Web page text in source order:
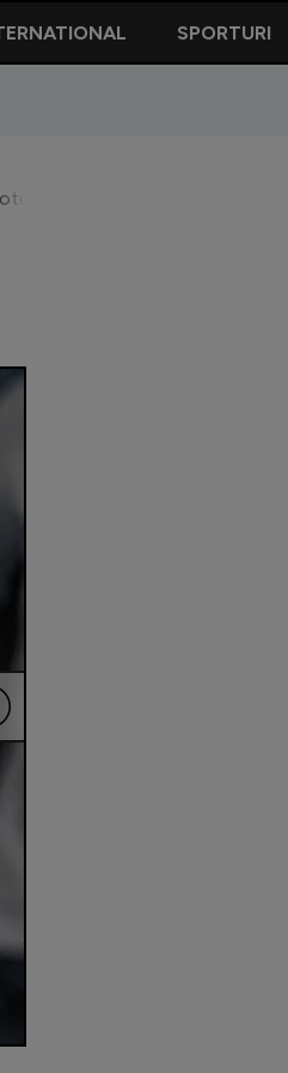
SPORTURI
la Mogoșoaia